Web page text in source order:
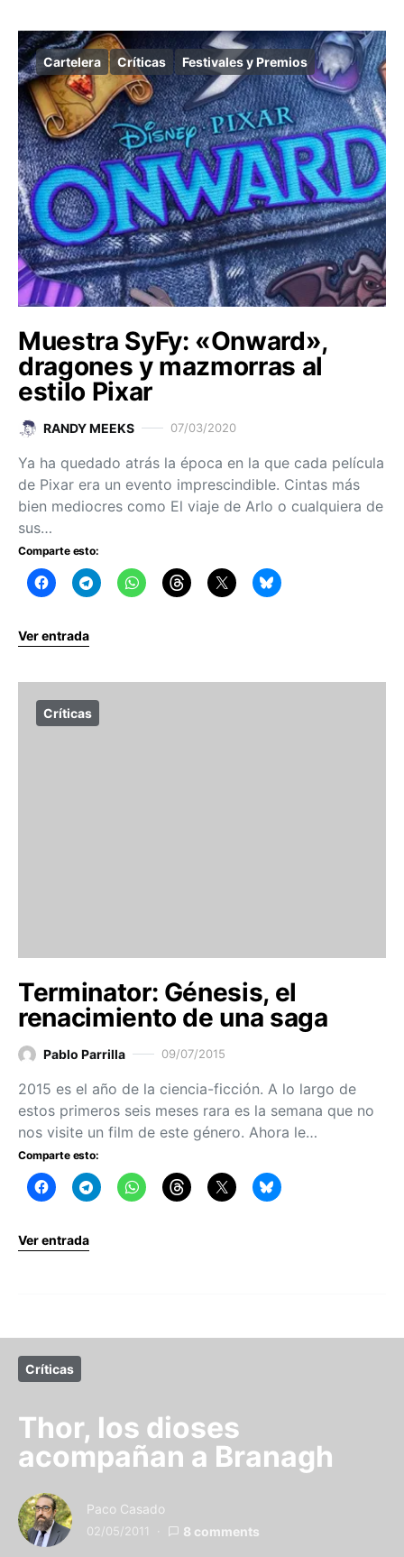
Cartelera Críticas Festivales y Premios
Muestra SyFy: «Onward»,
dragones y mazmorras al
estilo Pixar
RANDY MEEKS 07/03/2020
Ya ha quedado atrás la época en la que cada película
de Pixar era un evento imprescindible. Cintas más
bien mediocres como El viaje de Arlo o cualquiera de
sus…
Comparte esto:
Ver entrada
Críticas
Terminator: Génesis, el
renacimiento de una saga
Pablo Parrilla 09/07/2015
2015 es el año de la ciencia-ficción. A lo largo de
estos primeros seis meses rara es la semana que no
nos visite un film de este género. Ahora le…
Comparte esto:
Ver entrada
Críticas
Thor, los dioses
acompañan a Branagh
Paco Casado
02/05/2011 8 comments